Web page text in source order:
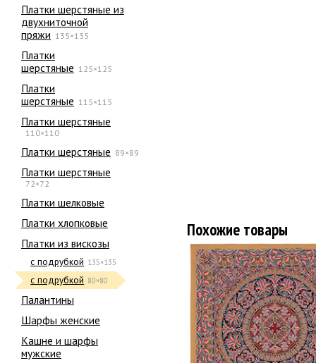
Платки шерстяные из
двухниточной
пряжи 135×135
Платки
шерстяные 125×125
Платки
шерстяные 115×115
Платки шерстяные
110×110
Платки шерстяные 89×89
Платки шерстяные
72×72
Платки шелковые
Платки хлопковые
Платки из вискозы
с подрубкой 135×135
с подрубкой 80×80
Палантины
Шарфы женские
Кашне и шарфы
мужские
Похожие товары